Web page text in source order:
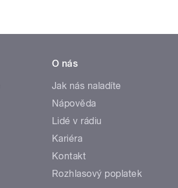
O nás
Jak nás naladíte
Nápověda
Lidé v rádiu
Kariéra
Kontakt
Rozhlasový poplatek